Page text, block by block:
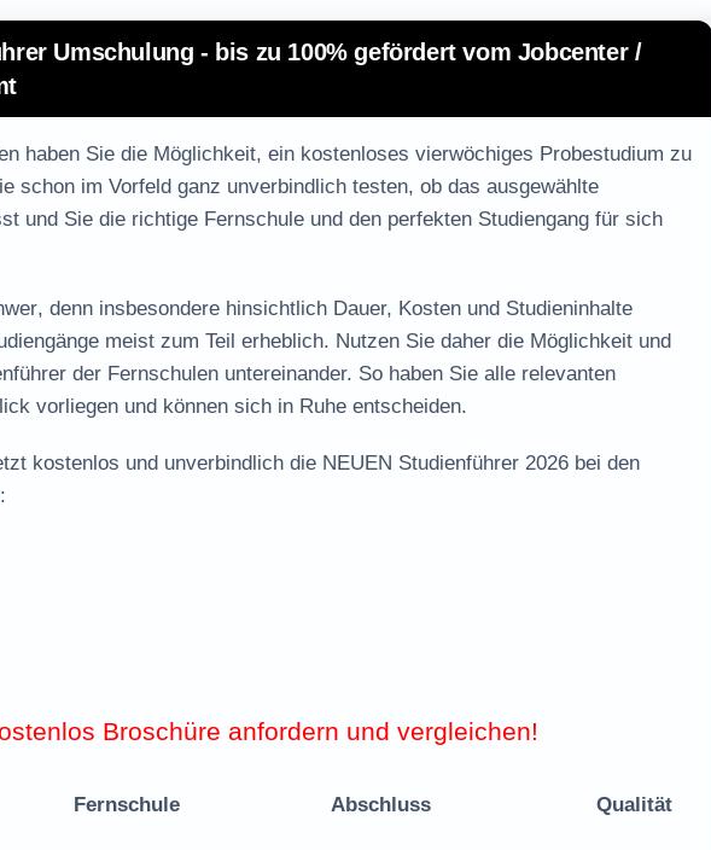
Umschulung - bis zu 100% gefördert vom Jobcenter /
haben Sie die Möglichkeit, ein kostenloses vierwöchiges Probestudium zu
schon im Vorfeld ganz unverbindlich testen, ob das ausgewählte
und Sie die richtige Fernschule und den perfekten Studiengang für sich
, denn insbesondere hinsichtlich Dauer, Kosten und Studieninhalte
meist zum Teil erheblich. Nutzen Sie daher die Möglichkeit und
der Fernschulen untereinander. So haben Sie alle relevanten
vorliegen und können sich in Ruhe entscheiden.
kostenlos und unverbindlich die NEUEN Studienführer 2026 bei den
Broschüre anfordern und vergleichen!
Fernschule Abschluss Qualität